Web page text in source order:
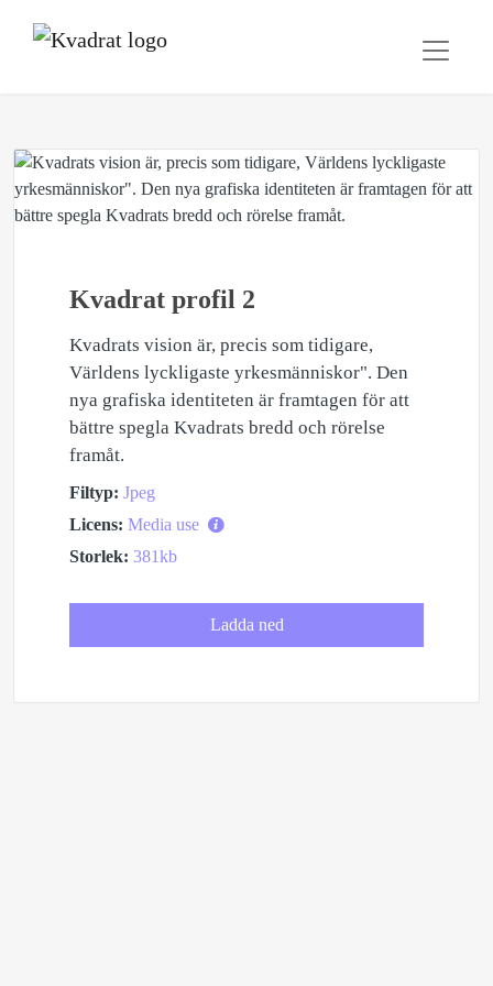
Kvadrat profil 2
Kvadrats vision är, precis som tidigare,
Världens lyckligaste yrkesmänniskor". Den
nya grafiska identiteten är framtagen för att
bättre spegla Kvadrats bredd och rörelse
framåt.
Filtyp: Jpeg
Licens: Media use
Storlek: 381kb
Ladda ned